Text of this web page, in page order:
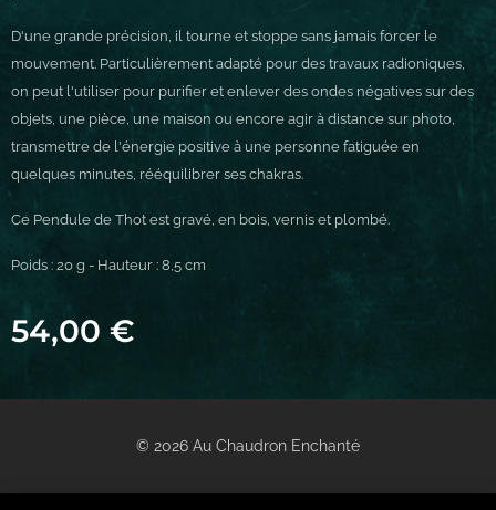
D'une grande précision, il tourne et stoppe sans jamais forcer le
mouvement. Particulièrement adapté pour des travaux radioniques,
on peut l'utiliser pour purifier et enlever des ondes négatives sur des
objets, une pièce, une maison ou encore agir à distance sur photo,
transmettre de l'énergie positive à une personne fatiguée en
quelques minutes, rééquilibrer ses chakras.
Ce Pendule de Thot est gravé, en bois, vernis et plombé.
Poids : 20 g - Hauteur : 8,5 cm
54,00 €
© 2026 Au Chaudron Enchanté